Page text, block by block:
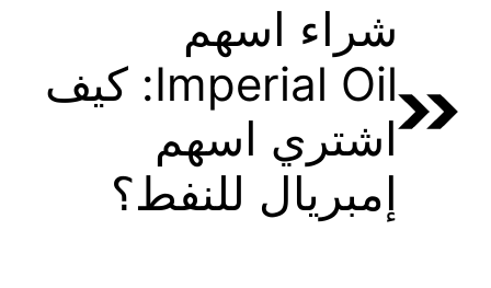
شراء اسهم
Imperial Oil: كيف
اشتري اسهم
إمبريال للنفط؟